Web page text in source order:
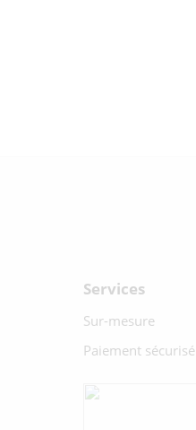
Services
Sur-mesure
Paiement sécurisé